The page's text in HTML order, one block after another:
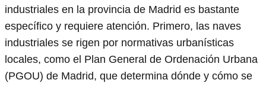
industriales en la provincia de Madrid es bastante
específico y requiere atención. Primero, las naves
industriales se rigen por normativas urbanísticas
locales, como el Plan General de Ordenación Urbana
(PGOU) de Madrid, que determina dónde y cómo se